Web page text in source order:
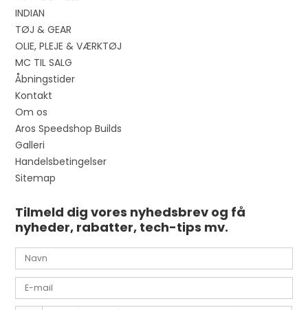
INDIAN
TØJ & GEAR
OLIE, PLEJE & VÆRKTØJ
MC TIL SALG
Åbningstider
Kontakt
Om os
Aros Speedshop Builds
Galleri
Handelsbetingelser
Sitemap
Tilmeld dig vores nyhedsbrev og få
nyheder, rabatter, tech-tips mv.